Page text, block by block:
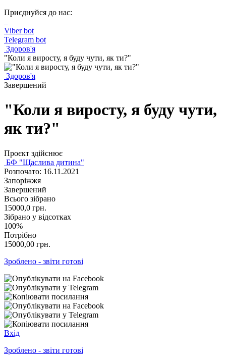
Приєднуйся до нас:
Viber bot
Telegram bot
Здоров'я
"Коли я виросту, я буду чути, як ти?"
Здоров'я
Завершений
"Коли я виросту, я буду чути,
як ти?"
Проєкт здійснює
БФ "Щаслива дитина"
Розпочато: 16.11.2021
Запоріжжя
Завершений
Всього зібрано
15000,0 грн.
Зібрано у відсотках
100%
Потрібно
15000,00 грн.
Зроблено - звіти готові
Вхід
Зроблено - звіти готові